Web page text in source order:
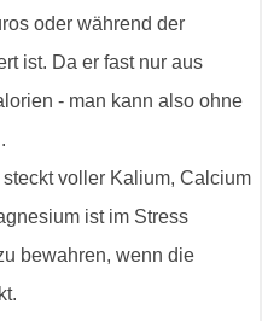
oder während der
ist. Da er fast nur aus
- man kann also ohne
voller Kalium, Calcium
ist im Stress
bewahren, wenn die